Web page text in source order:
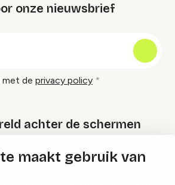
maakt gebruik van
onze nieuwsbrief
met de privacy policy
achter de schermen
Festival Specials